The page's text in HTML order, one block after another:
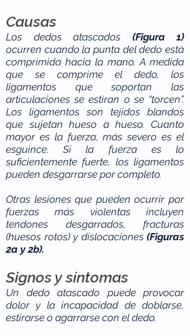
Causas
Los dedos atascados (Figura 1)
ocurren cuando la punta del dedo está
comprimida hacia la mano. A medida
que se comprime el dedo, los
ligamentos que soportan las
articulaciones se estiran o se “torcen”.
Los ligamentos son tejidos blandos
que sujetan hueso a hueso. Cuanto
mayor es la fuerza, más severo es el
esguince. Si la fuerza es lo
suficientemente fuerte, los ligamentos
pueden desgarrarse por completo.
Otras lesiones que pueden ocurrir por
fuerzas más violentas incluyen
tendones desgarrados, fracturas
(huesos rotos) y dislocaciones (Figuras
2a y 2b).
Signos y síntomas
Un dedo atascado puede provocar
dolor y la incapacidad de doblarse,
estirarse o agarrarse con el dedo.